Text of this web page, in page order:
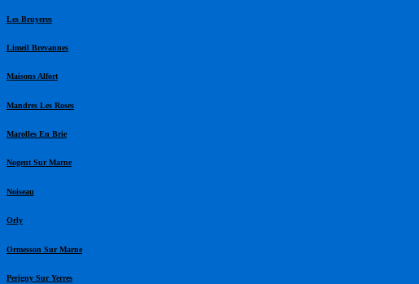
Les Bruyeres
Limeil Brevannes
Maisons Alfort
Mandres Les Roses
Marolles En Brie
Nogent Sur Marne
Noiseau
Orly
Ormesson Sur Marne
Perigny Sur Yerres